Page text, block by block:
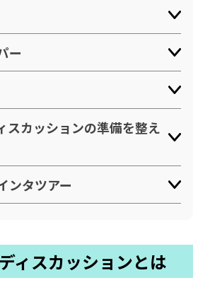
ー
スカッションの準備を整え
ンタツアー
ィスカッションとは